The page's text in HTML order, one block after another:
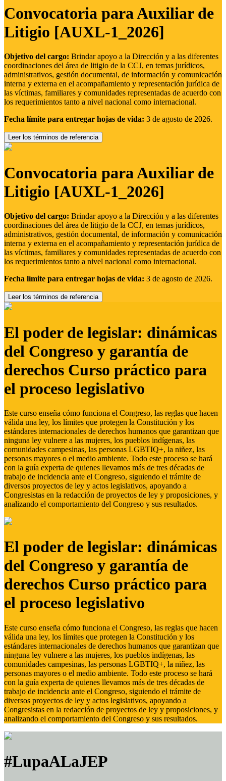
Convocatoria para Auxiliar de
Litigio [AUXL-1_2026]
Objetivo del cargo: Brindar apoyo a la Dirección y a las diferentes
coordinaciones del área de litigio de la CCJ, en temas jurídicos,
administrativos, gestión documental, de información y comunicación
interna y externa en el acompañamiento y representación jurídica de
las víctimas, familiares y comunidades representadas de acuerdo con
los requerimientos tanto a nivel nacional como internacional.
Fecha límite para entregar hojas de vida: 3 de agosto de 2026.
Leer los términos de referencia
Convocatoria para Auxiliar de
Litigio [AUXL-1_2026]
Objetivo del cargo: Brindar apoyo a la Dirección y a las diferentes
coordinaciones del área de litigio de la CCJ, en temas jurídicos,
administrativos, gestión documental, de información y comunicación
interna y externa en el acompañamiento y representación jurídica de
las víctimas, familiares y comunidades representadas de acuerdo con
los requerimientos tanto a nivel nacional como internacional.
Fecha límite para entregar hojas de vida: 3 de agosto de 2026.
Leer los términos de referencia
El poder de legislar: dinámicas
del Congreso y garantía de
derechos Curso práctico para
el proceso legislativo
Este curso enseña cómo funciona el Congreso, las reglas que hacen
válida una ley, los límites que protegen la Constitución y los
estándares internacionales de derechos humanos que garantizan que
ninguna ley vulnere a las mujeres, los pueblos indígenas, las
comunidades campesinas, las personas LGBTIQ+, la niñez, las
personas mayores o el medio ambiente. Todo este proceso se hará
con la guía experta de quienes llevamos más de tres décadas de
trabajo de incidencia ante el Congreso, siguiendo el trámite de
diversos proyectos de ley y actos legislativos, apoyando a
Congresistas en la redacción de proyectos de ley y proposiciones, y
analizando el comportamiento del Congreso y sus resultados.
El poder de legislar: dinámicas
del Congreso y garantía de
derechos Curso práctico para
el proceso legislativo
Este curso enseña cómo funciona el Congreso, las reglas que hacen
válida una ley, los límites que protegen la Constitución y los
estándares internacionales de derechos humanos que garantizan que
ninguna ley vulnere a las mujeres, los pueblos indígenas, las
comunidades campesinas, las personas LGBTIQ+, la niñez, las
personas mayores o el medio ambiente. Todo este proceso se hará
con la guía experta de quienes llevamos más de tres décadas de
trabajo de incidencia ante el Congreso, siguiendo el trámite de
diversos proyectos de ley y actos legislativos, apoyando a
Congresistas en la redacción de proyectos de ley y proposiciones, y
analizando el comportamiento del Congreso y sus resultados.
#LupaALaJEP